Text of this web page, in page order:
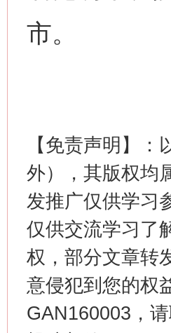
市。
【免责声明】
外），其版权均
发推广仅供学习
仅供交流学习了
权，部分文章转
意侵犯到您的权
GAN160003，
这是一记警钟！